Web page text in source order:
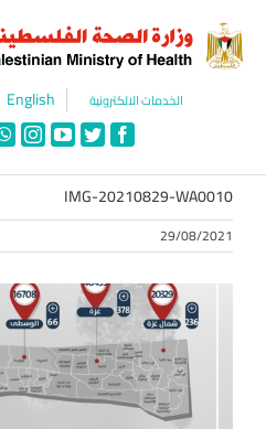
content
الخدمات الالكترونية English
Facebook
Twitter
YouTube
IMG-20210829-WA0010
29/08/2021